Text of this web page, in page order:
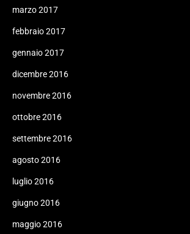
marzo 2017
febbraio 2017
gennaio 2017
dicembre 2016
novembre 2016
ottobre 2016
settembre 2016
agosto 2016
luglio 2016
giugno 2016
maggio 2016